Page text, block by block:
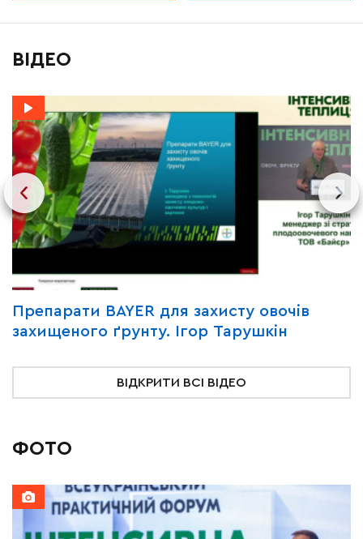
ВІДЕО
Препарати BAYER для захисту овочів
захищеного ґрунту. Ігор Тарушкін
ВІДКРИТИ ВСІ ВІДЕО
ФОТО